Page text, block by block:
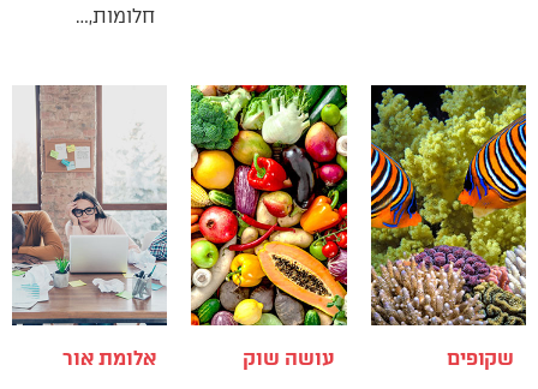
חלומות,…
שקופים עושה שוק אלומת אור